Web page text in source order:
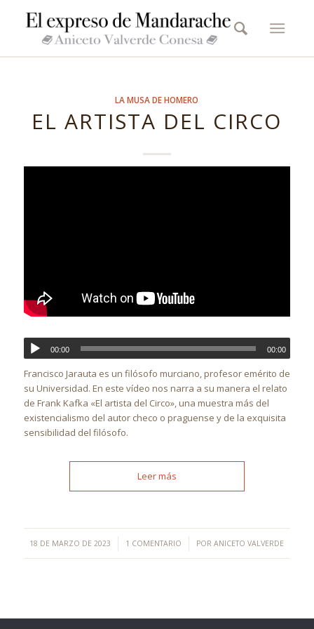
LA MUSA DE HOMERO
EL ARTISTA DEL CIRCO
00:00 00:00
Francisco Jarauta es un filósofo murciano, profesor emérito de
su Universidad. En este vídeo nos narra a su manera el relato
de Frank Kafka «El artista del Circo», una muestra más del
existencialismo del autor checo o praguense y de la exquisita
sensibilidad del filósofo.
Leer más
18 DE MARZO DE 2023
/ 1 COMENTARIO
/ PORANICETO VALVERDE